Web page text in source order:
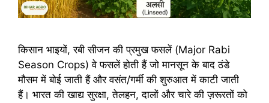
किसान भाइयों, रबी सीजन की प्रमुख फसलें (Major Rabi
Season Crops) वे फसलें होती हैं जो मानसून के बाद ठंडे
मौसम में बोई जाती हैं और वसंत/गर्मी की शुरुआत में काटी जाती
हैं। भारत की खाद्य सुरक्षा, तेलहन, दालों और चारे की ज़रूरतों को